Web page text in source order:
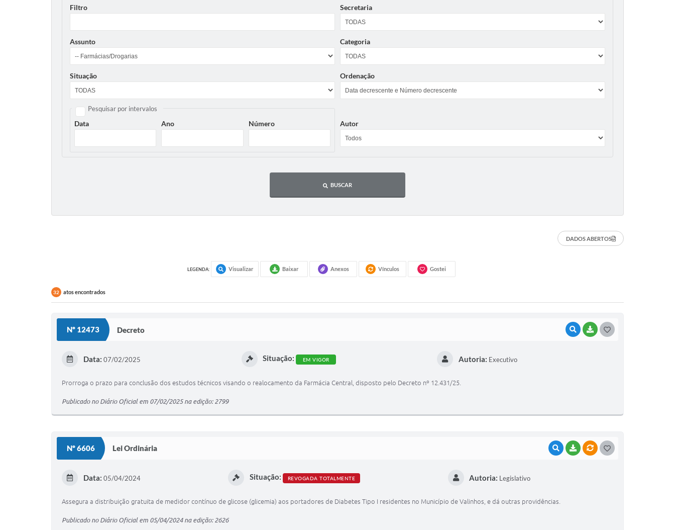
Filtro Secretaria
Assunto Categoria
Situação Ordenação
Pesquisar por intervalos
Data Ano Número Autor
BUSCAR
DADOS ABERTOS
LEGENDA: Visualizar Baixar Anexos Vínculos Gostei
32 atos encontrados
Nº 12473 Decreto VISUALIZAR
BAIXAR
Data: 07/02/2025 Situação: EM VIGOR Autoria: Executivo
Prorroga o prazo para conclusão dos estudos técnicos visando o realocamento da Farmácia Central, disposto pelo Decreto nº 12.431/25.
Publicado no Diário Oficial em 07/02/2025 na edição: 2799
Nº 6606 Lei Ordinária VISUALIZAR
BAIXARVÍNCULOS
Data: 05/04/2024 Situação: REVOGADA TOTALMENTE Autoria: Legislativo
Assegura a distribuição gratuita de medidor contínuo de glicose (glicemia) aos portadores de Diabetes Tipo I residentes no Município de Valinhos, e dá outras providências.
Publicado no Diário Oficial em 05/04/2024 na edição: 2626